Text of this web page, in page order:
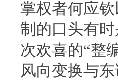
掌权者何应
制的口头有
次欢喜的“整
风向变换与